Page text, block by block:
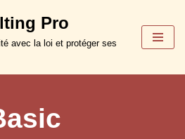
Pro
avec la loi et protéger ses